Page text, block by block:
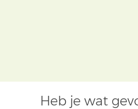
Heb je wat